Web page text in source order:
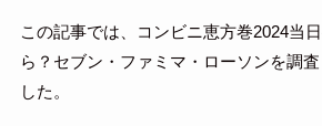
この記事では、コンビニ恵方巻2024当
ら？セブン・ファミマ・ローソンを調
した。